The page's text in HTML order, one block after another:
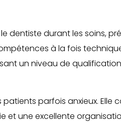
dentiste durant les soins,
à la fois
un niveau de
parfois anxieux. Elle
et une excellente